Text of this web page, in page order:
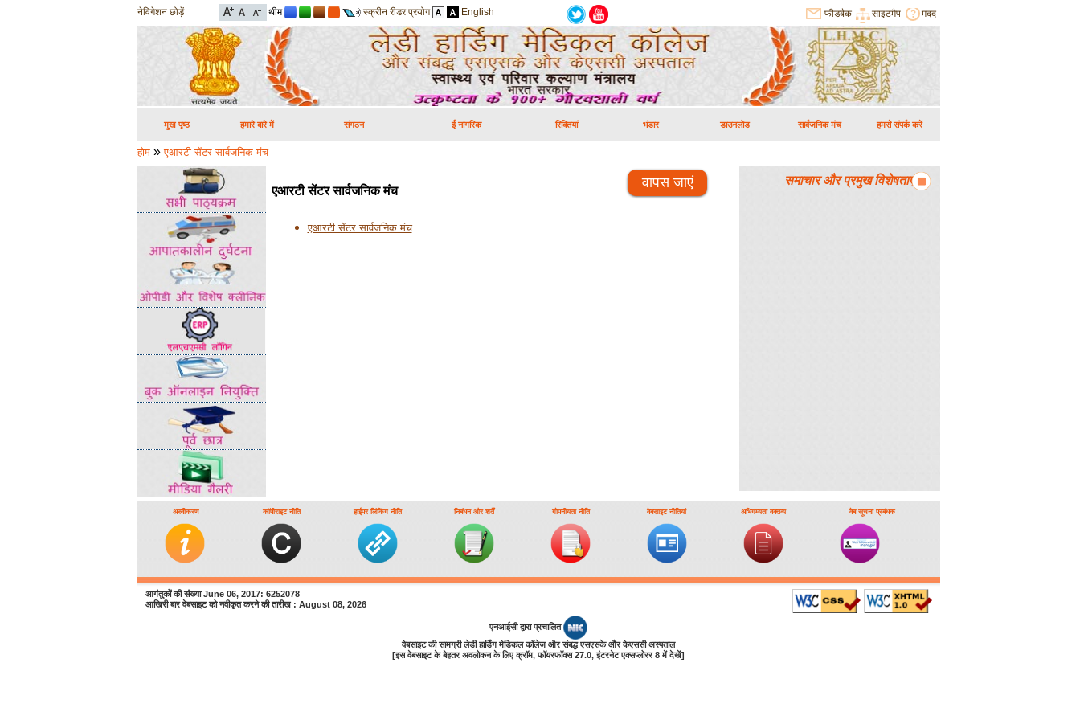
नेविगेशन छोड़ें थीम स्क्रीन रीडर प्रयोग English फीडबैक साइटमैप मदद
मुख पृष्ठ हमारे बारे में संगठन ई नागरिक रिक्तियां भंडार डाउनलोड सार्वजनिक मंच हमसे संपर्क करें
होम»एआरटी सेंटर सार्वजनिक मंच
समाचार और प्रमुख विशेषताएं
एआरटी सेंटर सार्वजनिक मंच
वापस जाएं
एआरटी सेंटर सार्वजनिक मंच
अस्वीकरण कॉपीराइट नीति हाईपर लिंकिंग नीति निबंधन और शर्तें गोपनीयता नीति वेबसाइट नीतियां अभिगम्यता वक्तव्य वेब सूचना प्रबंधक
आगंतुकों की संख्या June 06, 2017: 6252078
आखिरी बार वेबसाइट को नवीकृत करने की तारीख : August 08, 2026
एनआईसी द्वारा प्रचालित
वेबसाइट की सामग्री लेडी हार्डिंग मेडिकल कॉलेज और संबद्ध एसएसके और केएससी अस्पताल
[इस वेबसाइट के बेहतर अवलोकन के लिए क्रॉम, फॉयरफॉक्‍स 27.0, इंटरनेट एक्‍सप्‍लोरर 8 में देखें]